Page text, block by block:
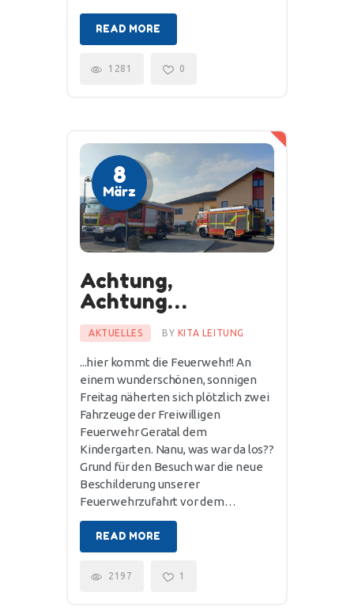
READ MORE
1281 0
8
März
Achtung,
Achtung…
AKTUELLES BY KITA LEITUNG
...hier kommt die Feuerwehr!! An
einem wunderschönen, sonnigen
Freitag näherten sich plötzlich zwei
Fahrzeuge der Freiwilligen
Feuerwehr Geratal dem
Kindergarten. Nanu, was war da los??
Grund für den Besuch war die neue
Beschilderung unserer
Feuerwehrzufahrt vor dem…
READ MORE
2197 1